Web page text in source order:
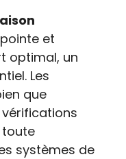
et
optimal, un
Les
que
toute
systèmes de